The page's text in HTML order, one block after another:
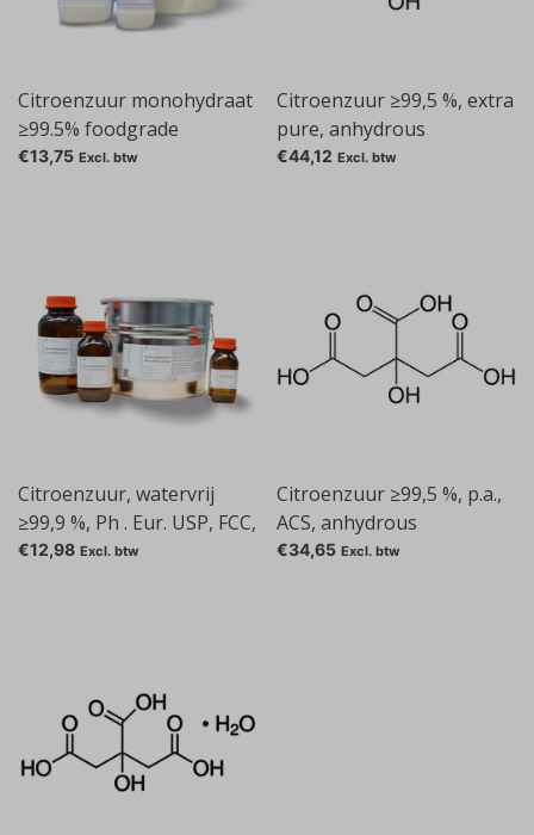
Citroenzuur monohydraat
≥99.5% foodgrade
€13,75 Excl. btw
Citroenzuur ≥99,5 %, extra
pure, anhydrous
€44,12 Excl. btw
Citroenzuur, watervrij
≥99,9 %, Ph . Eur. USP, FCC,
Ultra Puur
€12,98 Excl. btw
Citroenzuur ≥99,5 %, p.a.,
ACS, anhydrous
€34,65 Excl. btw